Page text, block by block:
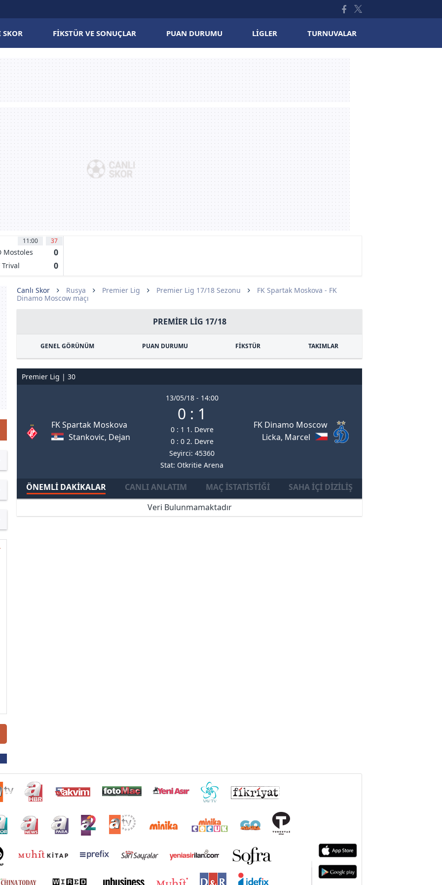
SKOR FIKSTÜR VE SONUÇLAR PUAN DURUMU LIGLER TURNUVALAR
11:00 37
Mostoles
0
Trival
0
Canlı Skor Rusya Premier Lig Premier Lig 17/18 Sezonu
FK Spartak Moskova - FK
Dinamo Moscow maçı
PREMIER LIG 17/18
GENEL GÖRÜNÜM PUAN DURUMU FİKSTÜR TAKIMLAR
Premier Lig | 30
FK Spartak Moskova
Stankovic, Dejan
13/05/18 - 14:00
0 : 1
0 : 1 1. Devre
0 : 0 2. Devre
Seyirci: 45360
Stat: Otkritie Arena
FK Dinamo Moscow
Licka, Marcel
ÖNEMLI DAKIKALAR CANLI ANLATIM MAÇ İSTATISTIĞI
SAHA İÇI DIZILIŞ
Veri Bulunmamaktadır